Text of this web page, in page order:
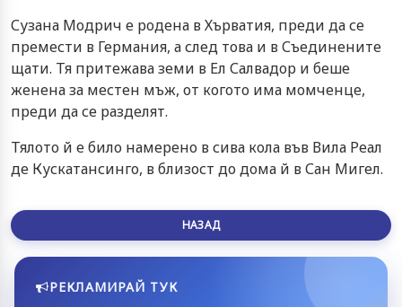
Сузана Модрич е родена в Хърватия, преди да се
премести в Германия, а след това и в Съединените
щати. Тя притежава земи в Ел Салвадор и беше
женена за местен мъж, от когото има момченце,
преди да се разделят.
Тялото й е било намерено в сива кола във Вила Реал
де Кускатансинго, в близост до дома й в Сан Мигел.
НАЗАД
РЕКЛАМИРАЙ ТУК